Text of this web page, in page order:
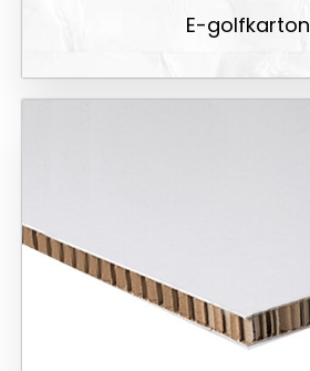
E-golfkarton